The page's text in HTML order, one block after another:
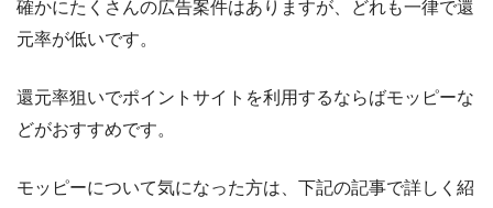
確かにたくさんの広告案件はありますが、どれも一律で還
元率が低いです。
還元率狙いでポイントサイトを利用するならばモッピーな
どがおすすめです。
モッピーについて気になった方は、下記の記事で詳しく紹